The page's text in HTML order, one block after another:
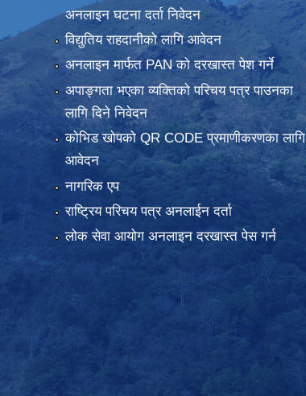
अनलाइन घटना दर्ता निवेदन
विद्युतिय राहदानीको लागि आवेदन
अनलाइन मार्फत PAN को दरखास्त पेश गर्ने
अपाङ्गता भएका व्यक्तिको परिचय पत्र पाउनका
लागि दिने निवेदन
कोभिड खोपको QR CODE प्रमाणीकरणका लागि
आवेदन
नागरिक एप
राष्ट्रिय परिचय पत्र अनलाईन दर्ता
लोक सेवा आयोग अनलाइन दरखास्त पेस गर्न